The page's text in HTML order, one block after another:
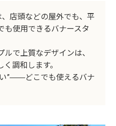
、店頭などの屋外でも、平
も使用できるバナースタ
で上質なデザインは、
調和します。
”——どこでも使えるバナ